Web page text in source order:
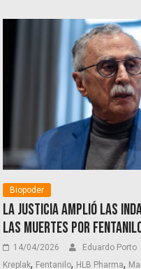
Biopoder
La Justicia amplió las
las muertes por
14/04/2026 Eduardo Porto
Kreplak, Fentanilo, HLB Pharma,